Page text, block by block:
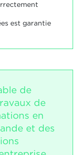
est garantie
de
de
en
et des